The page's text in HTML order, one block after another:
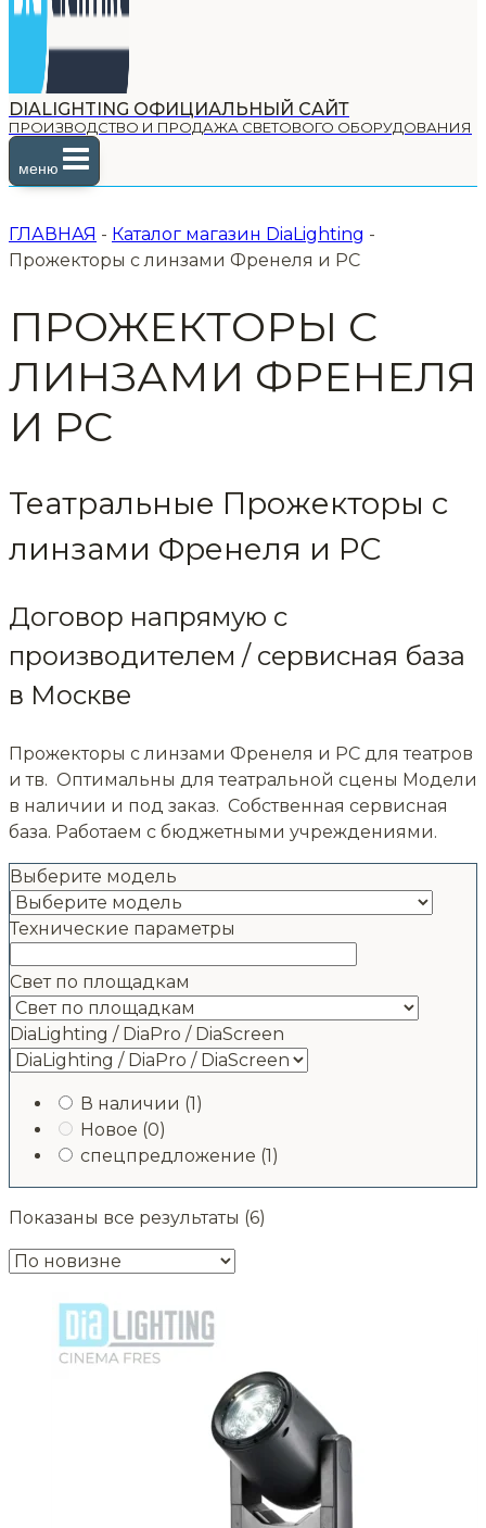
DIALIGHTING ОФИЦИАЛЬНЫЙ САЙТ
ПРОИЗВОДСТВО И ПРОДАЖА СВЕТОВОГО ОБОРУДОВАНИЯ
меню
ГЛАВНАЯ - Каталог магазин DiaLighting -
Прожекторы с линзами Френеля и PC
ПРОЖЕКТОРЫ С
ЛИНЗАМИ ФРЕНЕЛЯ
И PC
Театральные Прожекторы с
линзами Френеля и PC
Договор напрямую с
производителем / сервисная база
в Москве
Прожекторы с линзами Френеля и PC для театров
и тв. Оптимальны для театральной сцены Модели
в наличии и под заказ. Собственная сервисная
база. Работаем с бюджетными учреждениями.
Выберите модель
Технические параметры
Свет по площадкам
DiaLighting / DiaPro / DiaScreen
В наличии (1)
Новое (0)
спецпредложение (1)
Показаны все результаты (6)